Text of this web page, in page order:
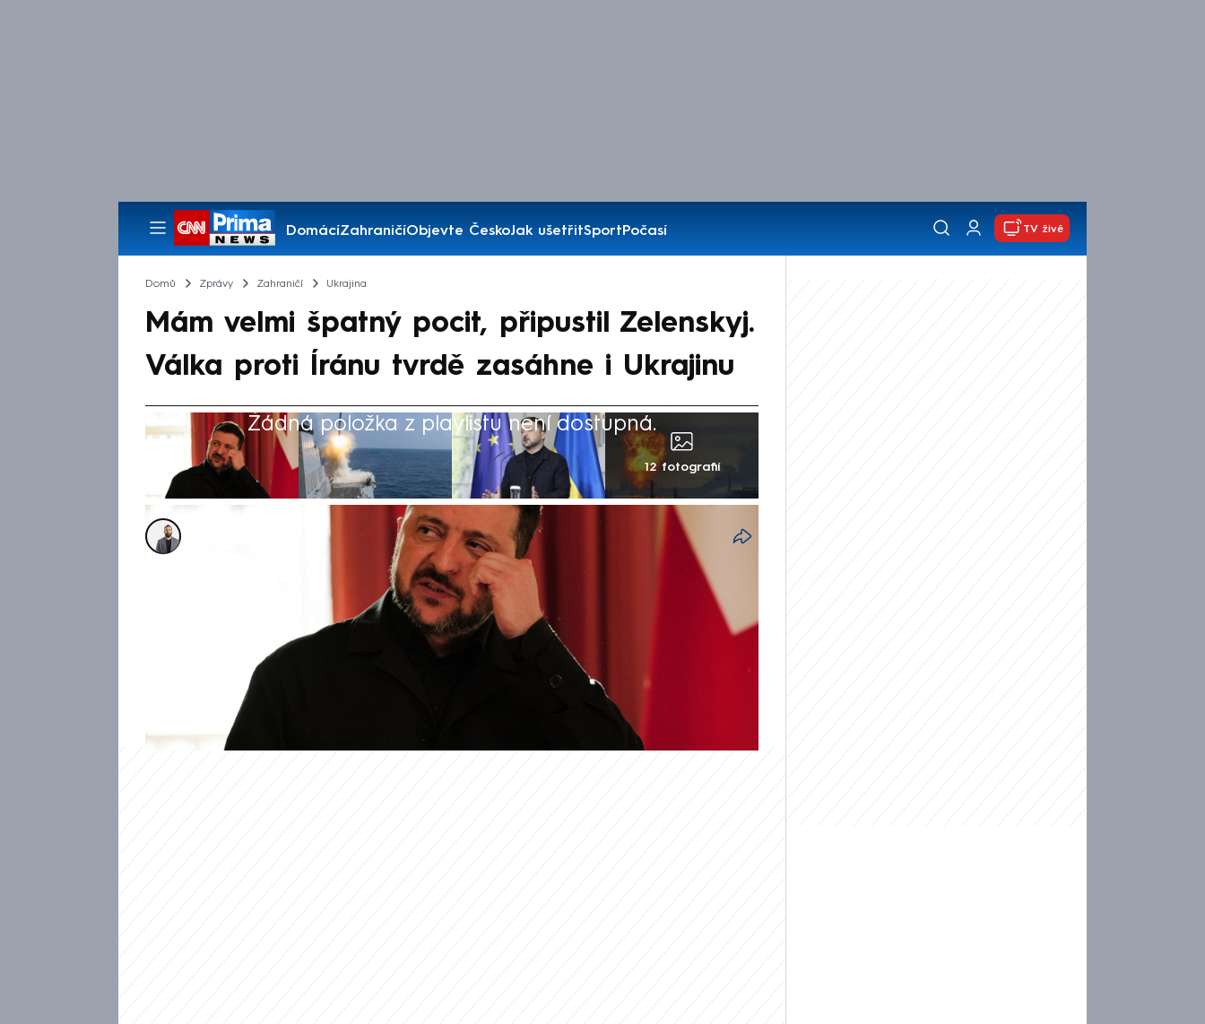
DomácíZahraničíObjevte ČeskoJak ušetřitSportPočasí
Pořady
TV živě
Domů Zprávy Zahraničí Ukrajina
Mám velmi špatný pocit, připustil Zelenskyj.
Válka proti Íránu tvrdě zasáhne i Ukrajinu
Žádná položka z playlistu není dostupná.
12 fotografií
Alexandr Božilov
18. bře 2026, 11:37
Ukrajina bude kvůli válce na Blízkém východě čelit nedostatku raket,
které používá v boji proti Rusku. V rozhovoru pro BBC to uvedl
Volodymyr Zelenskyj. Ukrajinský prezident dále řekl, že Vladimir Putin
usiluje o „dlouhou válku“ mezi USA, Izraelem a Íránem, protože by
došlo k přesunutí amerických zdrojů na jiná místa, a to by značně
oslabilo Kyjev.